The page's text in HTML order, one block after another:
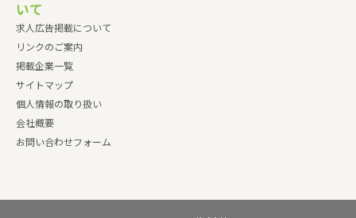
いて
求人広告掲載について
リンクのご案内
掲載企業一覧
サイトマップ
個人情報の取り扱い
会社概要
お問い合わせフォーム